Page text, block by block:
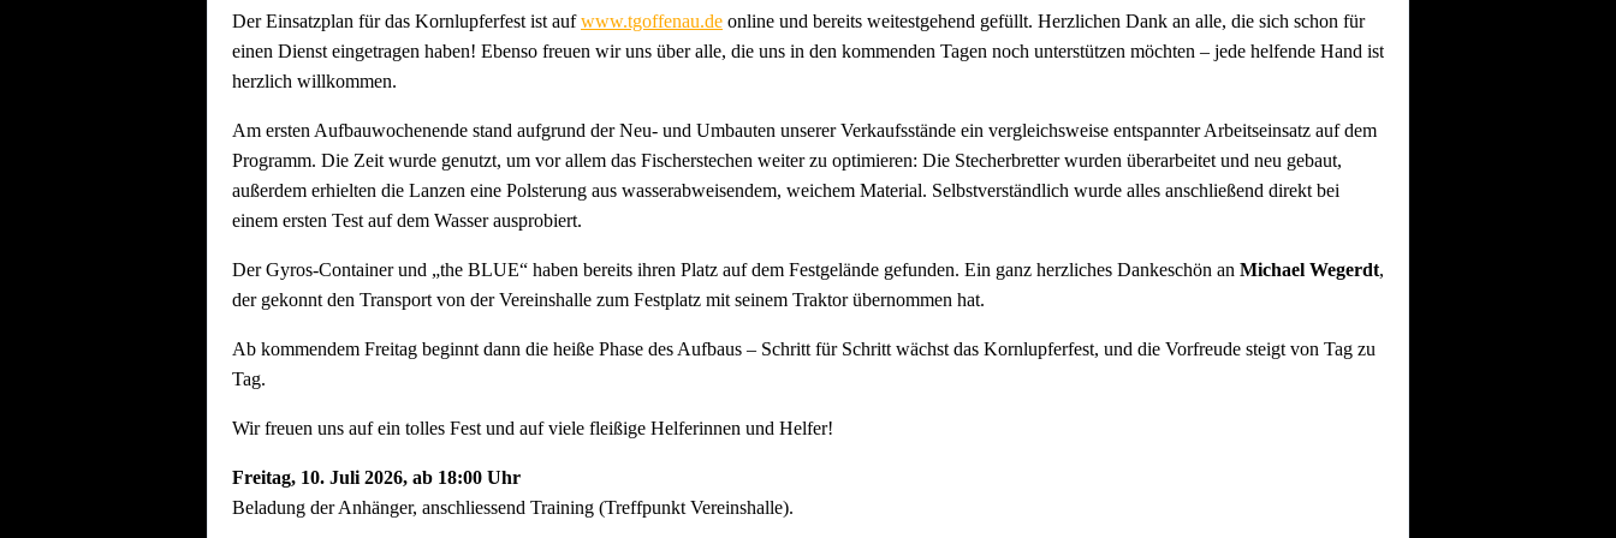
Der Einsatzplan für das Kornlupferfest ist aufwww.tgoffenau.de online und bereits weitestgehend gefüllt. Herzlichen Dank an alle, die sich schon für
einen Dienst eingetragen haben! Ebenso freuen wir uns über alle, die uns in den kommenden Tagen noch unterstützen möchten – jede helfende Hand ist
herzlich willkommen.
Am ersten Aufbauwochenende stand aufgrund der Neu- und Umbauten unserer Verkaufsstände ein vergleichsweise entspannter Arbeitseinsatz auf dem
Programm. Die Zeit wurde genutzt, um vor allem das Fischerstechen weiter zu optimieren: Die Stecherbretter wurden überarbeitet und neu gebaut,
außerdem erhielten die Lanzen eine Polsterung aus wasserabweisendem, weichem Material. Selbstverständlich wurde alles anschließend direkt bei
einem ersten Test auf dem Wasser ausprobiert.
Der Gyros-Container und „the BLUE“ haben bereits ihren Platz auf dem Festgelände gefunden. Ein ganz herzliches Dankeschön an Michael Wegerdt,
der gekonnt den Transport von der Vereinshalle zum Festplatz mit seinem Traktor übernommen hat.
Ab kommendem Freitag beginnt dann die heiße Phase des Aufbaus – Schritt für Schritt wächst das Kornlupferfest, und die Vorfreude steigt von Tag zu
Tag.
Wir freuen uns auf ein tolles Fest und auf viele fleißige Helferinnen und Helfer!
Freitag, 10. Juli 2026, ab 18:00 Uhr
Beladung der Anhänger, anschliessend Training (Treffpunkt Vereinshalle).